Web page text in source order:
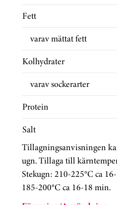
Fett
varav mättat fett
Kolhydrater
varav sockerarter
Protein
Salt
Tillagningsanvisningen
ugn. Tillaga till
Stekugn: 210-225°C ca
185-200°C ca 16-18 min.